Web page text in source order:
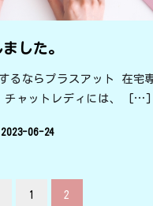
した。
るならプラスアット 在宅
ャットレディには、 […]
2023-06-24
1 2